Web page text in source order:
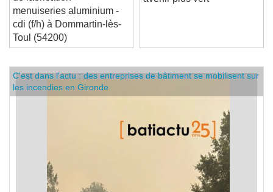
de fabrication -
menuiseries aluminium -
cdi (f/h) à Dommartin-lès-
Toul (54200)
C'est dans l'actu : des entreprises de bâtiment se mobilisent sur
les incendies en Gironde